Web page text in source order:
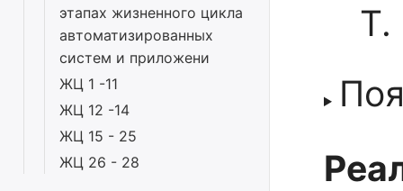
этапах жизненного цикла
автоматизированных
систем и приложени
ЖЦ 1 -11
ЖЦ 12 -14
ЖЦ 15 - 25
ЖЦ 26 - 28
Т.